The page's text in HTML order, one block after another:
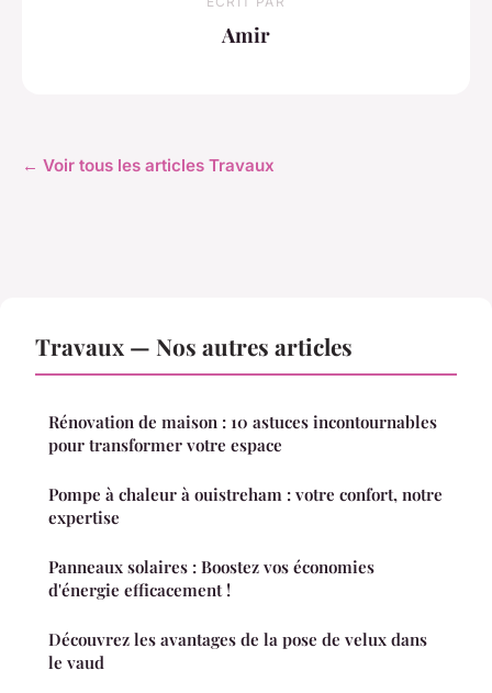
Amir
← Voir tous les articles Travaux
Travaux — Nos autres articles
Rénovation de maison : 10 astuces incontournables
pour transformer votre espace
Pompe à chaleur à ouistreham : votre confort, notre
expertise
Panneaux solaires : Boostez vos économies
d'énergie efficacement !
Découvrez les avantages de la pose de velux dans
le vaud